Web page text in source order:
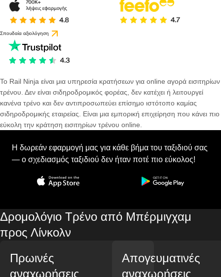
Σπουδαία αξιολόγηση
Το Rail Ninja είναι μια υπηρεσία κρατήσεων για online αγορά εισιτηρίων
τρένου. Δεν είναι σιδηροδρομικός φορέας, δεν κατέχει ή λειτουργεί
κανένα τρένο και δεν αντιπροσωπεύει επίσημο ιστότοπο καμίας
σιδηροδρομικής εταιρείας. Είναι μια εμπορική επιχείρηση που κάνει πιο
εύκολη την κράτηση εισιτηρίων τρένου online.
Η δωρεάν εφαρμογή μας για κάθε βήμα του ταξιδιού σας
— ο σχεδιασμός ταξιδιού δεν ήταν ποτέ πιο εύκολος!
Δρομολόγιο Τρένο από Μπέρμιγχαμ
προς Λίνκολν
Πρωινές
αναχωρήσεις
Απογευματινές
αναχωρήσεις